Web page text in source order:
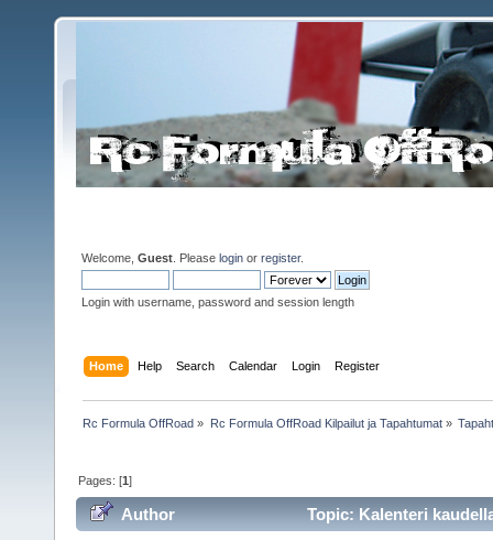
Welcome, Guest . Please login or register.
Login with username, password and session length
Home Help Search Calendar Login Register
Rc Formula OffRoad » Rc Formula OffRoad Kilpailut ja Tapahtumat»
Pages: [1]
Author Topic: Kalenteri